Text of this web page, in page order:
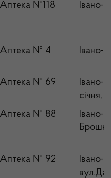
Аптека №118 Івано-
Аптека № 4 Івано-
Аптека № 69
Івано-
січня,
Аптека № 88
Івано-
Аптека № 92
Івано-